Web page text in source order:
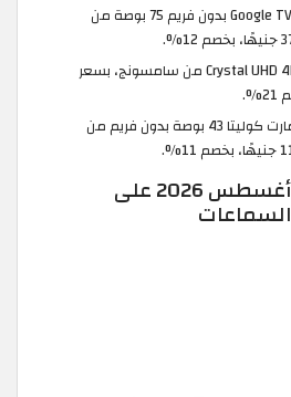
شاشة 4K سمارت Google TV بدون فريم 75 بوصة من
شاشة Crystal UHD 4K Smart TV من سامسونج، بسعر
شاشة تلفزيون سمارت كوليتا 43 بوصة بدون فريم من
عروض نون لشهر أغسطس 2026 على